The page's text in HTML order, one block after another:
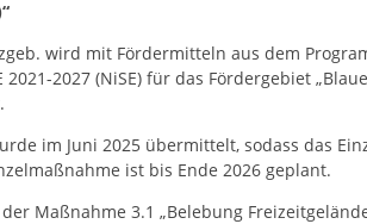
wird mit Fördermitteln aus dem
2021-2027 (NiSE) für das Fördergebiet
im Juni 2025 übermittelt, sodass das
ist bis Ende 2026 geplant.
Maßnahme 3.1 „Belebung